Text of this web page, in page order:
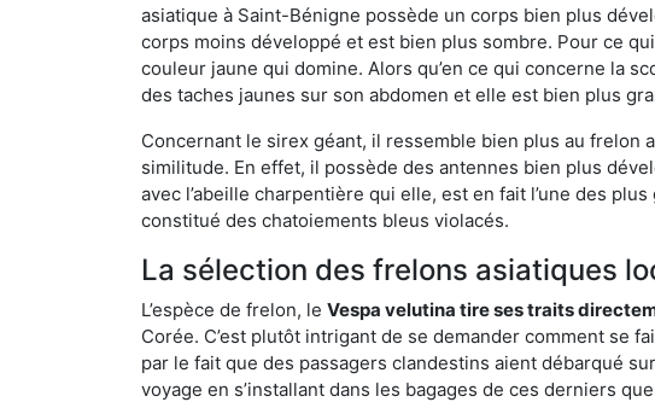
asiatique à Saint-Bénigne possède un corps bien plus
corps moins développé et est bien plus sombre. Pour ce
couleur jaune qui domine. Alors qu’en ce qui concerne la
des taches jaunes sur son abdomen et elle est bien plus
Concernant le sirex géant, il ressemble bien plus au
similitude. En effet, il possède des antennes bien plus
avec l’abeille charpentière qui elle, est en fait l’une des
constitué des chatoiements bleus violacés.
La sélection des frelons asiatiques
L’espèce de frelon, le Vespa velutina tire ses traits
Corée. C’est plutôt intrigant de se demander comment se
par le fait que des passagers clandestins aient débarqué
voyage en s’installant dans les bagages de ces derniers